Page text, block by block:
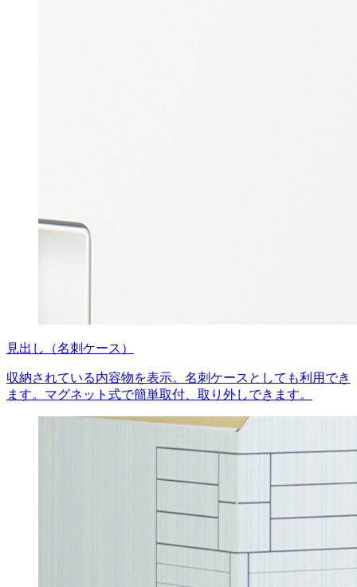
見出し（名刺ケース）
収納されている内容物を表示。名刺ケースとしても利用でき
ます。マグネット式で簡単取付、取り外しできます。